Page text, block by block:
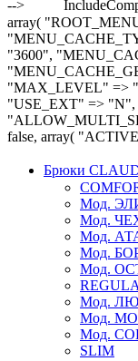
-->
array(
"3600",
"MAX_LEVEL" =>
"USE_EXT" =>
false, array(
Брюки
Мод.
Мод.
Мод.
Мод.
Мод.
Мод.
Мод.
Мод.
SLIM